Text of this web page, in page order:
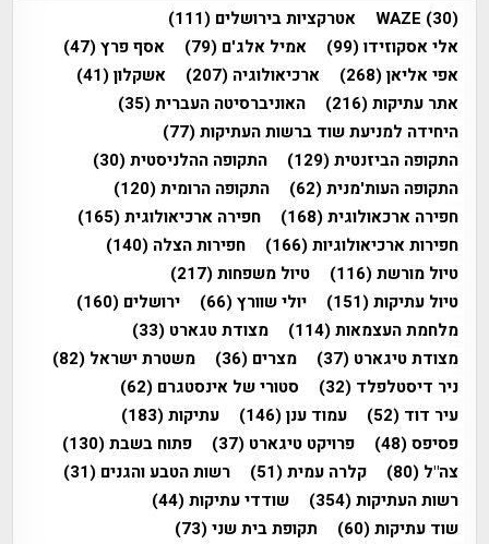
WAZE (30) אטרקציות בירושלים (111)
אלי אסקוזידו(99) אמיל אלג'ם (79) אסף פרץ(47)
אפי אליאן(268) ארכיאולוגיה (207) אשקלון(41)
אתר עתיקות(216) האוניברסיטה העברית(35)
היחידה למניעת שוד ברשות העתיקות(77)
התקופה הביזנטית(129) התקופה ההלניסטית(30)
התקופה העות'מנית(62) התקופה הרומית(120)
חפירה ארכאולוגית(168) חפירה ארכיאולוגית(165)
חפירות ארכיאולוגיות(166) חפירות הצלה (140)
טיול מורשת(116) טיול משפחות(217)
טיול עתיקות(151) יולי שוורץ(66) ירושלים (160)
מלחמת העצמאות(114) מצודת טגארט (33)
מצודת טיגארט (37) מצרים (36) משטרת ישראל (82)
ניר דיסטלפלד (32) סטורי של אינסטגרם (62)
עיר דוד (52) עמוד ענן(146) עתיקות(183)
פסיפס(48) פרויקט טיגארט (37) פתוח בשבת(130)
צה"ל (80) קלרה עמית(51) רשות הטבע והגנים (31)
רשות העתיקות(354) שודדי עתיקות(44)
שוד עתיקות(60) תקופת בית שני(73)